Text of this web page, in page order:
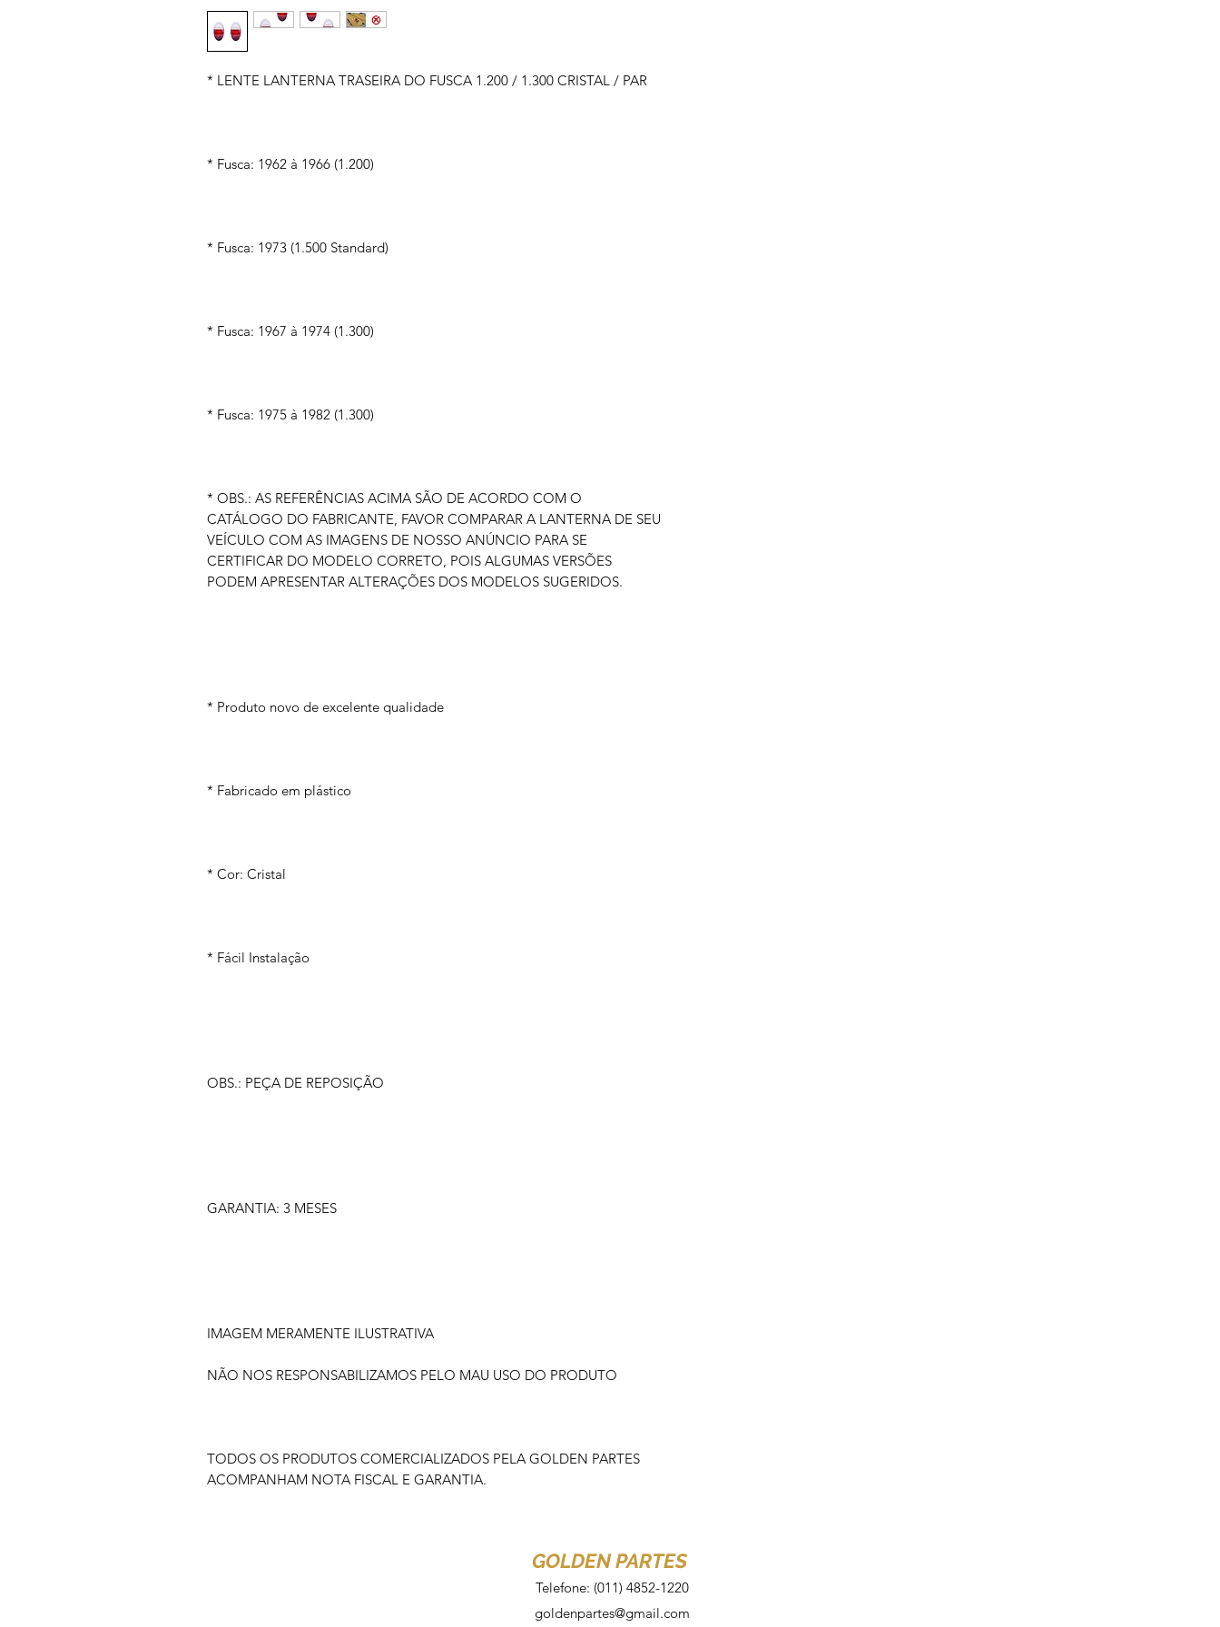
* LENTE LANTERNA TRASEIRA DO FUSCA 1.200 / 1.300 CRISTAL / PAR
* Fusca: 1962 à 1966 (1.200)
* Fusca: 1973 (1.500 Standard)
* Fusca: 1967 à 1974 (1.300)
* Fusca: 1975 à 1982 (1.300)
* OBS.: AS REFERÊNCIAS ACIMA SÃO DE ACORDO COM O
CATÁLOGO DO FABRICANTE, FAVOR COMPARAR A LANTERNA DE SEU
VEÍCULO COM AS IMAGENS DE NOSSO ANÚNCIO PARA SE
CERTIFICAR DO MODELO CORRETO, POIS ALGUMAS VERSÕES
PODEM APRESENTAR ALTERAÇÕES DOS MODELOS SUGERIDOS.
* Produto novo de excelente qualidade
* Fabricado em plástico
* Cor: Cristal
* Fácil Instalação
OBS.: PEÇA DE REPOSIÇÃO
GARANTIA: 3 MESES
IMAGEM MERAMENTE ILUSTRATIVA
NÃO NOS RESPONSABILIZAMOS PELO MAU USO DO PRODUTO
TODOS OS PRODUTOS COMERCIALIZADOS PELA GOLDEN PARTES
ACOMPANHAM NOTA FISCAL E GARANTIA.
GOLDEN PARTES
Telefone: (011) 4852-1220
goldenpartes@gmail.com